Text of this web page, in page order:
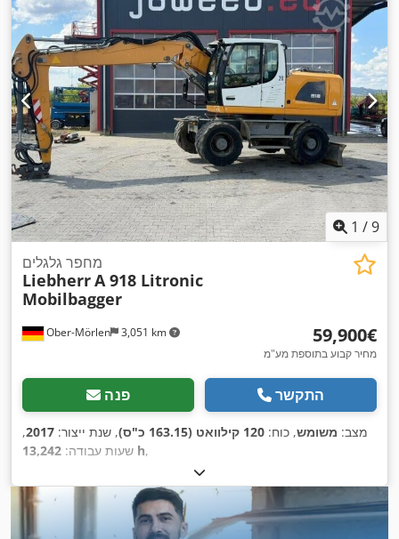
1 /9
Ober-Mörlen 3,051 km
מחפר גלגלים
LiebherrA 918 Litronic
Mobilbagger
‏59,900 ‏€
מחיר קבוע בתוספת מע"מ
פנה התקשר
מצב: משומש, כוח: 120 קילוואט (163.15 כ"ס) , שנת ייצור: 2017
,
שעות עבודה: 13,242 h,